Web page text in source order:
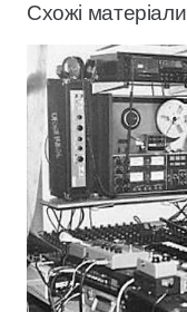
Схожі матеріали